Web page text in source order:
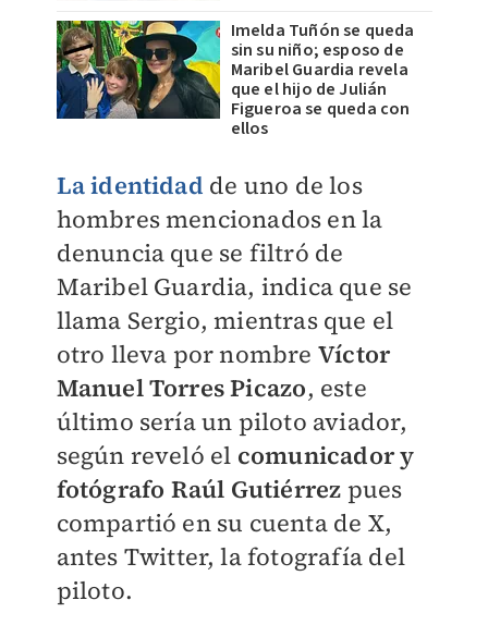
Imelda Tuñón se queda
sin su niño; esposo de
Maribel Guardia revela
que el hijo de Julián
Figueroa se queda con
ellos
La identidad de uno de los
hombres mencionados en la
denuncia que se filtró de
Maribel Guardia, indica que se
llama Sergio, mientras que el
otro lleva por nombre Víctor
Manuel Torres Picazo, este
último sería un piloto aviador,
según reveló el comunicador y
fotógrafo Raúl Gutiérrez pues
compartió en su cuenta de X,
antes Twitter, la fotografía del
piloto.